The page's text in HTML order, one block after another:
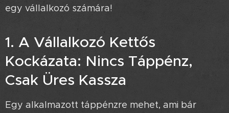
egy vállalkozó számára!
1. A Vállalkozó Kettős
Kockázata: Nincs Táppénz,
Csak Üres Kassza 💸
Egy alkalmazott táppénzre mehet, ami bár